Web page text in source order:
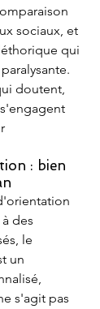
sociaux, et
qui
doutent,
: bien
des
le
un
s'agit pas